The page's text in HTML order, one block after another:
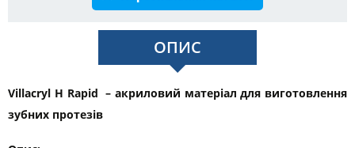
ОПИС
Villacryl H Rapid – акриловий матеріал для виготовлення
зубних протезів